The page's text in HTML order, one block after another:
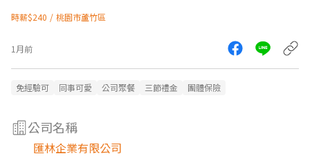
時薪$240 / 桃園市蘆竹區
1月前
免經驗可 同事可愛 公司聚餐 三節禮金 團體保險
公司名稱
匯林企業有限公司